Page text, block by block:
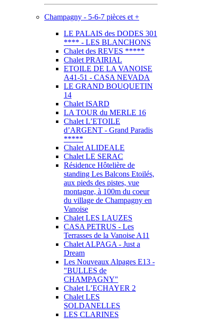
Champagny - 5-6-7 pièces et +
LE PALAIS des DODES 301
**** - LES BLANCHONS
Chalet des REVES *****
Chalet PRAIRIAL
ETOILE DE LA VANOISE
A41-51 - CASA NEVADA
LE GRAND BOUQUETIN
14
Chalet ISARD
LA TOUR du MERLE 16
Chalet L’ETOILE
d’ARGENT - Grand Paradis
*****
Chalet ALIDEALE
Chalet LE SERAC
Résidence Hôtelière de
standing Les Balcons Etoilés,
aux pieds des pistes, vue
montagne, à 100m du coeur
du village de Champagny en
Vanoise
Chalet LES LAUZES
CASA PETRUS - Les
Terrasses de la Vanoise A11
Chalet ALPAGA - Just a
Dream
Les Nouveaux Alpages E13 -
"BULLES de
CHAMPAGNY"
Chalet L’ECHAYER 2
Chalet LES
SOLDANELLES
LES CLARINES